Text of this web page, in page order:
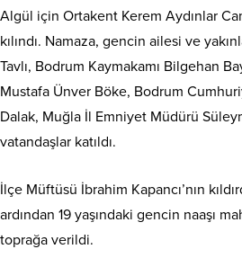
Algül için Ortakent Kerem Aydınlar
kılındı. Namaza, gencin ailesi ve
Tavlı, Bodrum Kaymakamı Bilgehan
Mustafa Ünver Böke, Bodrum
Dalak, Muğla İl Emniyet Müdürü
vatandaşlar katıldı.
İlçe Müftüsü İbrahim Kapancı’nın
ardından 19 yaşındaki gencin naaşı
toprağa verildi.